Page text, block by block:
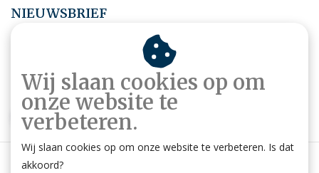
NIEUWSBRIEF
Abonneer je op onze nieuwsbrief om op de hoogte te blijven.
ABONNEER
Wij slaan cookies op om
onze website te
verbeteren.
Wij slaan cookies op om onze website te verbeteren. Is dat
akkoord?